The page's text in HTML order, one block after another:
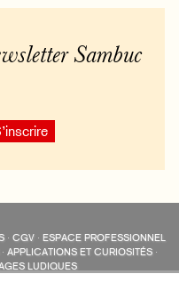
Sambuc
· CGV· ESPACE PROFESSIONNEL
· APPLICATIONS ET CURIOSITÉS ·
LUDIQUES